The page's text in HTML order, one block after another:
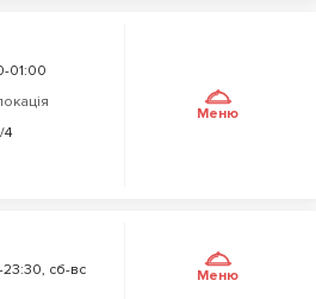
01:00
4
Меню
23:30, сб-вс
Меню